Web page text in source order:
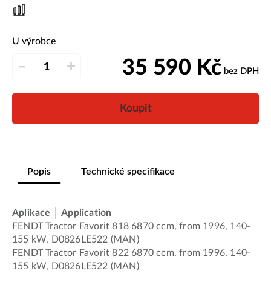
U výrobce
– + 35 590 Kč bez DPH
Koupit
Popis Technické specifikace
Aplikace │ Application
FENDT Tractor Favorit 818 6870 ccm, from 1996, 140-
155 kW, D0826LE522 (MAN)
FENDT Tractor Favorit 822 6870 ccm, from 1996, 140-
155 kW, D0826LE522 (MAN)